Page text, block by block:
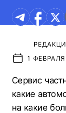
1
Сервис
какие
на какие